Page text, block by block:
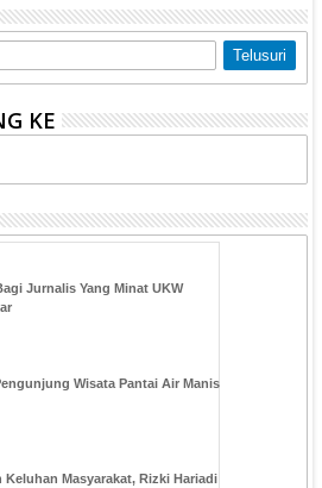
KE
Jurnalis Yang Minat UKW
Wisata Pantai Air Manis
Keluhan Masyarakat, Rizki Hariadi